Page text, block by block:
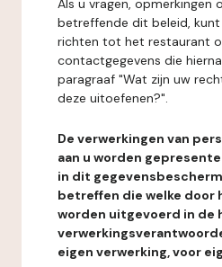
Als u vragen, opmerkingen
betreffende dit beleid,
richten tot het restaurant
contactgegevens die
paragraaf "Wat zijn uw
deze uitoefenen?".
De verwerkingen van
aan u worden
in dit
betreffen die welke door
worden uitgevoerd in de
eigen verwerking, voor